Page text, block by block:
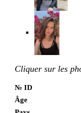
Cliquer sur les
№ ID
Âge